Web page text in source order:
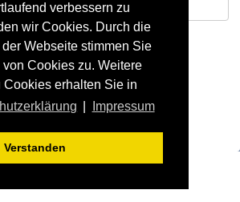
verbessern zu
wir Cookies. Durch die
Webseite stimmen Sie
Cookies zu. Weitere
Cookies erhalten Sie in
Impressum
Verstanden
Terminkalender